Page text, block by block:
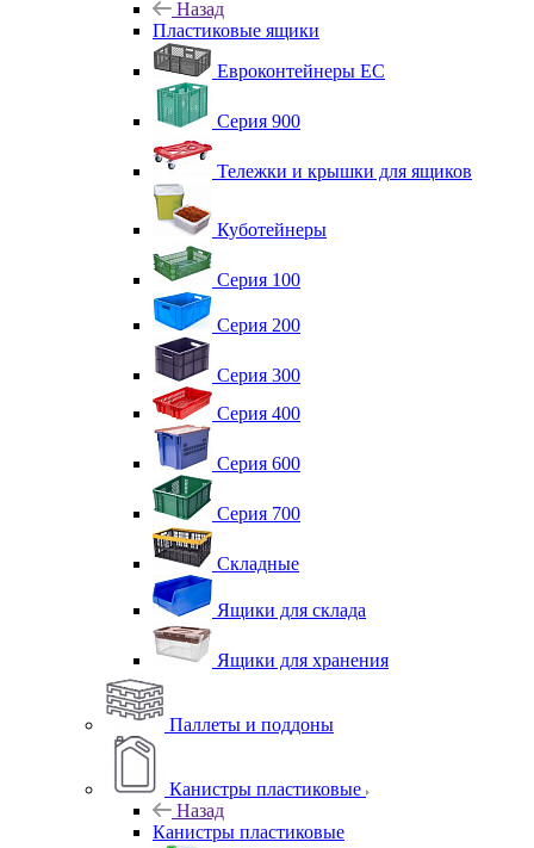
Назад
Пластиковые ящики
Евроконтейнеры ЕС
Серия 900
Тележки и крышки для ящиков
Куботейнеры
Серия 100
Серия 200
Серия 300
Серия 400
Серия 600
Серия 700
Складные
Ящики для склада
Ящики для хранения
Паллеты и поддоны
Канистры пластиковые
Назад
Канистры пластиковые